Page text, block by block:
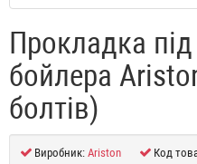
Прокладка
бойлера
болтів)
Виробник: Ariston Код